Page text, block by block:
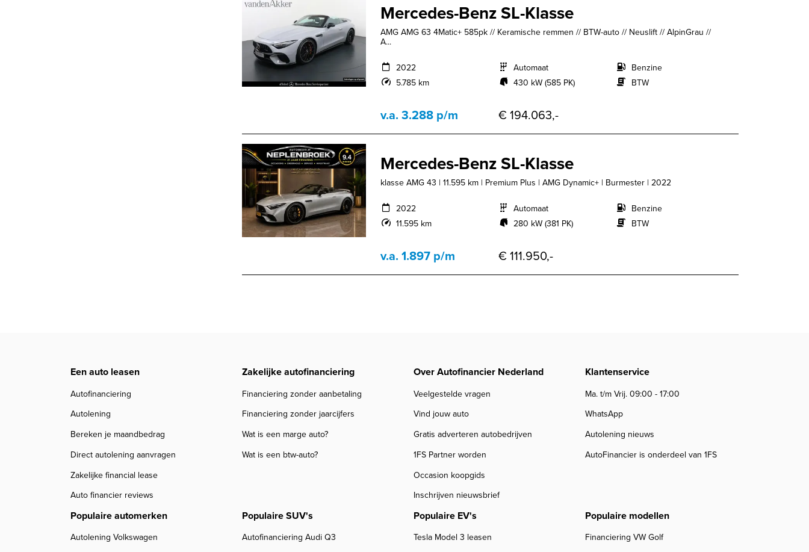
Mercedes-Benz SL-Klasse
AMG AMG 63 4Matic+ 585pk // Keramische remmen // BTW-auto // Neuslift // AlpinGrau //
A...
2022
5.785 km
Automaat
430 kW (585 PK)
Benzine
BTW
v.a. 3.288 p/m € 194.063,-
Mercedes-Benz SL-Klasse
klasse AMG 43 | 11.595 km | Premium Plus | AMG Dynamic+ | Burmester | 2022
2022
11.595 km
Automaat
280 kW (381 PK)
Benzine
BTW
v.a. 1.897 p/m € 111.950,-
Een auto leasen
Autofinanciering
Autolening
Bereken je maandbedrag
Direct autolening aanvragen
Zakelijke financial lease
Auto financier reviews
Zakelijke autofinanciering
Financiering zonder aanbetaling
Financiering zonder jaarcijfers
Wat is een marge auto?
Wat is een btw-auto?
Over Autofinancier Nederland
Veelgestelde vragen
Vind jouw auto
Gratis adverteren autobedrijven
1FS Partner worden
Occasion koopgids
Inschrijven nieuwsbrief
Klantenservice
Ma. t/m Vrij. 09:00 - 17:00
WhatsApp
Autolening nieuws
AutoFinancier is onderdeel van 1FS
Populaire automerken
Autolening Volkswagen
Populaire SUV's
Autofinanciering Audi Q3
Populaire EV's
Tesla Model 3 leasen
Populaire modellen
Financiering VW Golf